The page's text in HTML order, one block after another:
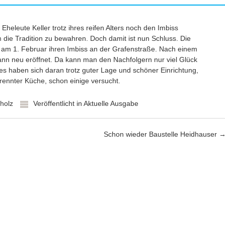
Keller trotz ihres reifen Alters noch den Imbiss
die Tradition zu bewahren. Doch damit ist nun Schluss. Die
1. Februar ihren Imbiss an der Grafenstraße. Nach einem
neu eröffnet. Da kann man den Nachfolgern nur viel Glück
haben sich daran trotz guter Lage und schöner Einrichtung,
Küche, schon einige versucht.
Veröffentlicht in Aktuelle Ausgabe
Schon wieder Baustelle Heidhauser →